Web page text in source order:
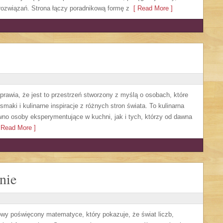
Strona łączy poradnikową formę z [ Read More ]
że jest to przestrzeń stworzony z myślą o osobach, które
i kulinarne inspiracje z różnych stron świata. To kulinarna
osoby eksperymentujące w kuchni, jak i tych, którzy od dawna
More ]
poświęcony matematyce, który pokazuje, że świat liczb,